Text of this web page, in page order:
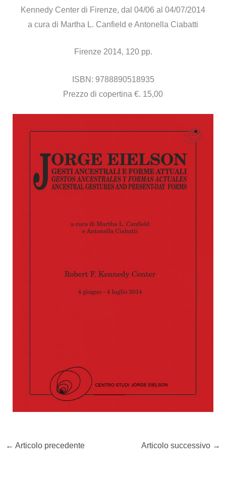
Kennedy Center di Firenze, dal 04/06 al 04/07/2014
a cura di Martha L. Canfield e Antonella Ciabatti
Firenze 2014, 120 pp.
ISBN: 9788890518935
Prezzo di copertina €. 15,00
← Articolo precedente Articolo successivo →